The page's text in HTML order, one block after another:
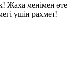
Жаха менімен өте
үшін рахмет!